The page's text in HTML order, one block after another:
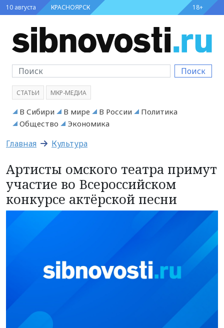
10 августа КРАСНОЯРСК 18+
Поиск
СТАТЬИ МКР-МЕДИА
В Сибири В мире В России
Политика
Общество
Экономика
Главная Культура
Артисты омского театра примут
участие во Всероссийском
конкурсе актёрской песни